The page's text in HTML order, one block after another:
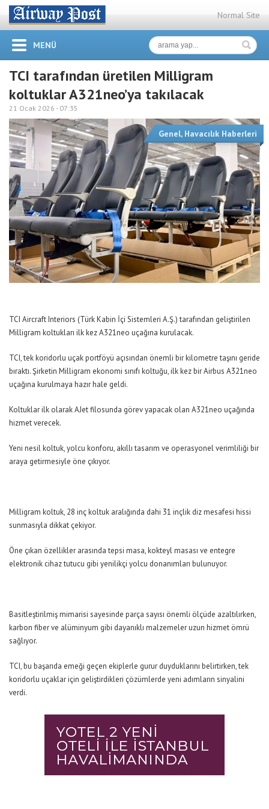
Normal Site
MENÜ
TCI tarafından üretilen Milligram
koltuklar A321neo’ya takılacak
21 Ocak 2026 - 07:35
Genel, Havacılık Haberleri
TCI Aircraft Interiors (Türk Kabin İçi Sistemleri A.Ş.) tarafından geliştirilen
Milligram koltukları ilk kez A321neo uçağına kurulacak.
TCI, tek koridorlu uçak portföyü açısından önemli bir kilometre taşını geride
bıraktı. Şirketin Milligram ekonomi sınıfı koltuğu, ilk kez bir Airbus A321neo
uçağına kurulmaya hazır hale geldi.
Koltuklar ilk olarak AJet filosunda görev yapacak olan A321neo uçağında
hizmet verecek.
Yeni nesil koltuk, yolcu konforu, akıllı tasarım ve operasyonel verimliliği bir
araya getirmesiyle öne çıkıyor.
Milligram koltuk, 28 inç koltuk aralığında dahi 31 inçlik diz mesafesi hissi
sunmasıyla dikkat çekiyor.
Öne çıkan özellikler arasında tepsi masa, kokteyl masası ve entegre
elektronik cihaz tutucu gibi yenilikçi yolcu donanımları bulunuyor.
Basitleştirilmiş mimarisi sayesinde parça sayısı önemli ölçüde azaltılırken,
karbon fiber ve alüminyum gibi dayanıklı malzemeler uzun hizmet ömrü
sağlıyor.
TCI, bu başarıda emeği geçen ekiplerle gurur duyduklarını belirtirken, tek
koridorlu uçaklar için geliştirdikleri çözümlerde yeni adımların sinyalini
verdi.